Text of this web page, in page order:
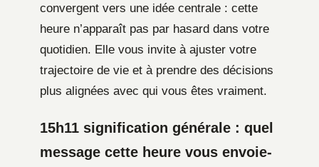
convergent vers une idée centrale : cette
heure n’apparaît pas par hasard dans votre
quotidien. Elle vous invite à ajuster votre
trajectoire de vie et à prendre des décisions
plus alignées avec qui vous êtes vraiment.
15h11 signification générale : quel
message cette heure vous envoie-